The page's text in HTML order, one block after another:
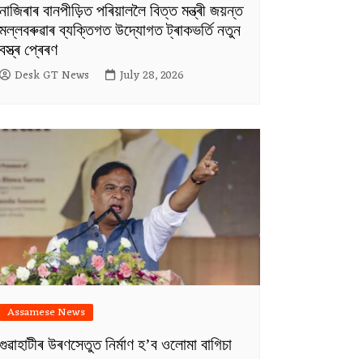
বানপীড়িত পৰিয়াললৈ বিত্ত মন্ত্ৰী জয়ন্ত
ব্যক্তিগত উদ্যোগত ট্ৰাকভৰ্তি নতুন
প্ৰেৰণ
Desk GT News July 28, 2026
Assamese News
উৰণসেতুত নিৰ্মাণ হ’ব ওলোমা বাগিচা